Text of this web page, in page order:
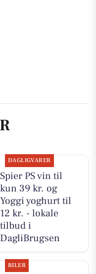
DAGLIGVARER
Spier PS vin til
kun 39 kr. og
Yoggi yoghurt til
12 kr. - lokale
tilbud i
DagliBrugsen
BILER